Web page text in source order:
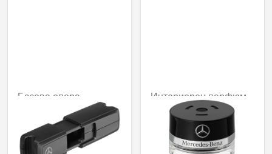
Базова опора
48,50 € / 94,87 лв.
Интериорен парфюм
№ 6 Bittersweet
92,02 € /
179,97 лв.